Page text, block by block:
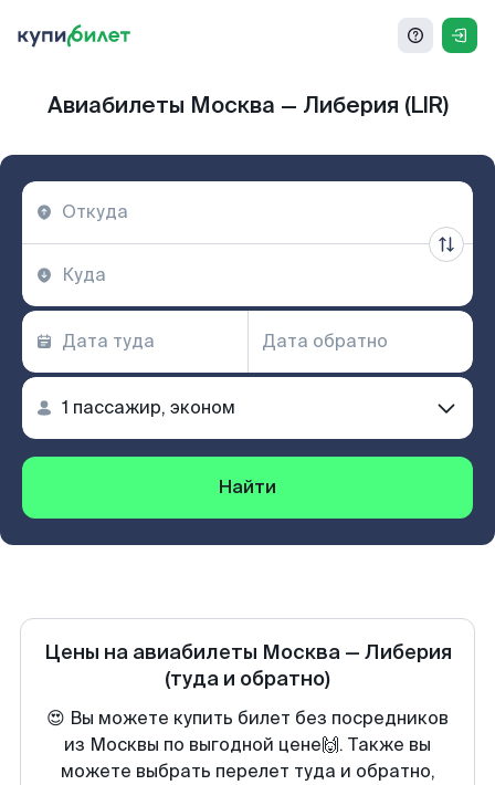
Авиабилеты Москва — Либерия (LIR)
Найти
Цены на авиабилеты Москва— Либерия
(туда и обратно)
😍 Вы можете купить билет без посредников
из Москвы по выгодной цене🙌. Также вы
можете выбрать перелет туда и обратно,